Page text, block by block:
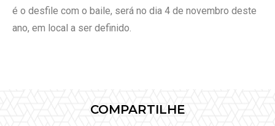
é o desfile com o baile, será no dia 4 de novembro deste
ano, em local a ser definido.
COMPARTILHE